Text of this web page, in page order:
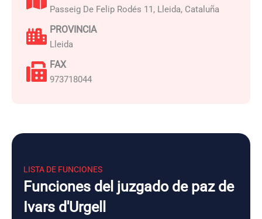
Passeig De Felip Rodés 11, Lleida, Cataluña
PROVINCIA
Lleida
FAX
973718044
LISTA DE FUNCIONES
Funciones del juzgado de paz de
Ivars d'Urgell